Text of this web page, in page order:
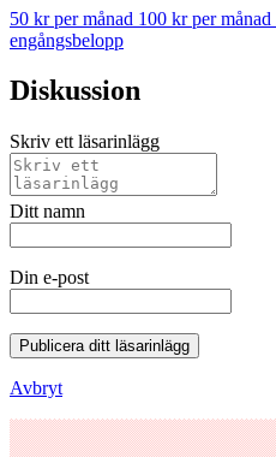
50 kr per månad 100 kr per månad
engångsbelopp
Diskussion
Skriv ett läsarinlägg
Ditt namn
Din e-post
Publicera ditt läsarinlägg
Avbryt